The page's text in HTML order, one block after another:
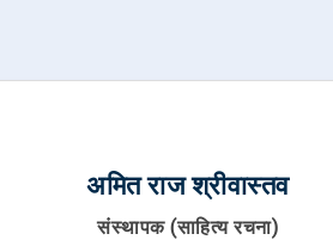
अमित राज श्रीवास्तव
संस्थापक (साहित्य रचना)